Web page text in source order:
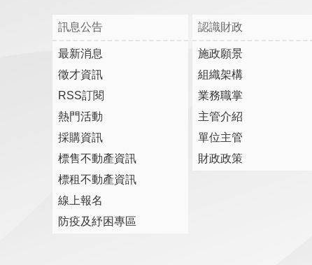
訊息公告
最新消息
徵才資訊
RSS訂閱
熱門活動
採購資訊
標售不動產資訊
標租不動產資訊
線上報名
防疫及紓困專區
認識財政
施政願景
組織架構
業務職掌
主管介紹
單位主管
財政政策